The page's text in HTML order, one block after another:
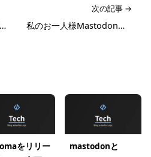
docker swarmでEC2スポットフリートにMastodonを載せる
次の記事 →
私のお一人様Mastodonサーバ運用開始から1周年
をリリー
mastodonと